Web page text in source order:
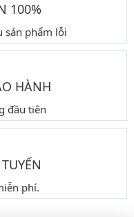
100%
sản phẩm lỗi
HÀNH
đầu tiên
phí.